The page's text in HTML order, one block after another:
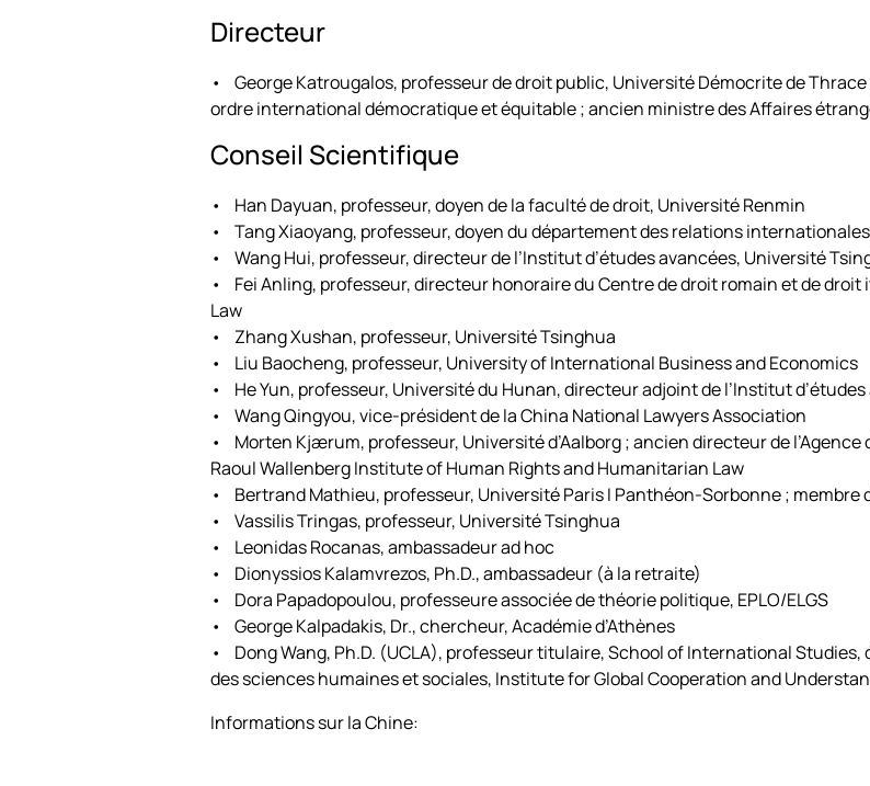
Directeur
• George Katrougalos, professeur de droit public, Université Démocrite de
ordre international démocratique et équitable ; ancien ministre des Affaires
Conseil Scientifique
• Han Dayuan, professeur, doyen de la faculté de droit, Université Renmin
• Tang Xiaoyang, professeur, doyen du département des relations
• Wang Hui, professeur, directeur de l’Institut d’études avancées, Université
• Fei Anling, professeur, directeur honoraire du Centre de droit romain et de
Law
• Zhang Xushan, professeur, Université Tsinghua
• Liu Baocheng, professeur, University of International Business and Economics
• He Yun, professeur, Université du Hunan, directeur adjoint de l’Institut
• Wang Qingyou, vice-président de la China National Lawyers Association
• Morten Kjærum, professeur, Université d’Aalborg ; ancien directeur de
Raoul Wallenberg Institute of Human Rights and Humanitarian Law
• Bertrand Mathieu, professeur, Université Paris I Panthéon-Sorbonne ; membre
• Vassilis Tringas, professeur, Université Tsinghua
• Leonidas Rocanas, ambassadeur ad hoc
• Dionyssios Kalamvrezos, Ph.D., ambassadeur (à la retraite)
• Dora Papadopoulou, professeure associée de théorie politique, EPLO/ELGS
• George Kalpadakis, Dr., chercheur, Académie d’Athènes
• Dong Wang, Ph.D. (UCLA), professeur titulaire, School of International
des sciences humaines et sociales, Institute for Global Cooperation and
Informations sur la Chine: